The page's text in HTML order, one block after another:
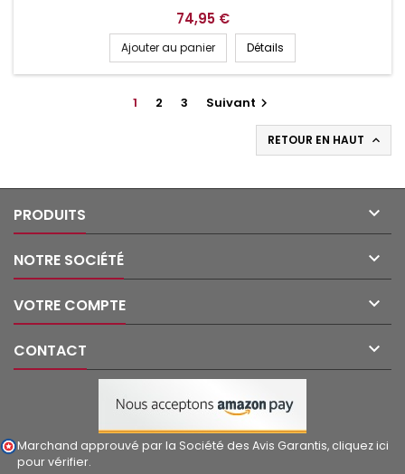
74,95 €
Ajouter au panier Détails
1 2 3 Suivant 
RETOUR EN HAUT 
PRODUITS 
NOTRE SOCIÉTÉ 
VOTRE COMPTE 
CONTACT 
Marchand approuvé par la Société des Avis Garantis, cliquez ici
pour vérifier.